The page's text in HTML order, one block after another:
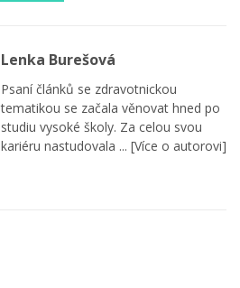
Lenka Burešová
Psaní článků se zdravotnickou
tematikou se začala věnovat hned po
studiu vysoké školy. Za celou svou
kariéru nastudovala ... [Více o autorovi]